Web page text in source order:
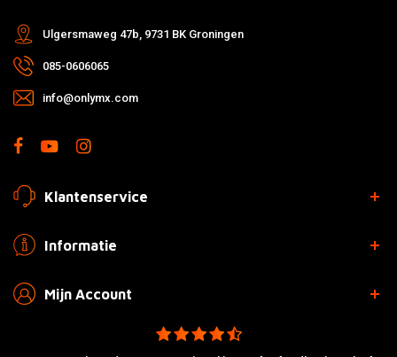
Ulgersmaweg 47b, 9731 BK Groningen
085-0606065
info@onlymx.com
Klantenservice
Informatie
Mijn Account